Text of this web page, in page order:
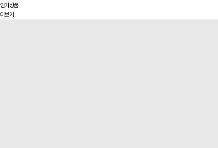
인기상품
더보기